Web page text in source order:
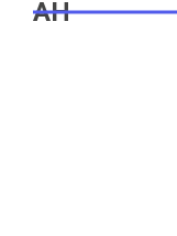
AH